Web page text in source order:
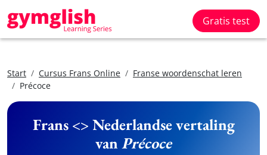
Gratis test
Start Cursus Frans Online
Franse woordenschat leren
Précoce
Frans <> Nederlandse vertaling
vanPrécoce